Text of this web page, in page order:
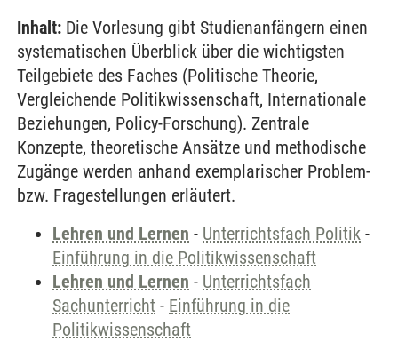
Inhalt: Die Vorlesung gibt Studienanfängern einen
systematischen Überblick über die wichtigsten
Teilgebiete des Faches (Politische Theorie,
Vergleichende Politikwissenschaft, Internationale
Beziehungen, Policy-Forschung). Zentrale
Konzepte, theoretische Ansätze und methodische
Zugänge werden anhand exemplarischer Problem-
bzw. Fragestellungen erläutert.
Lehren und Lernen - Unterrichtsfach Politik -
Einführung in die Politikwissenschaft
Lehren und Lernen - Unterrichtsfach
Sachunterricht - Einführung in die
Politikwissenschaft